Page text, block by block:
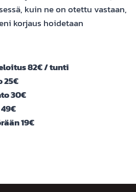
kuin ne on otettu vastaan,
korjaus hoidetaan
82€ / tunti
25€
30€
19€